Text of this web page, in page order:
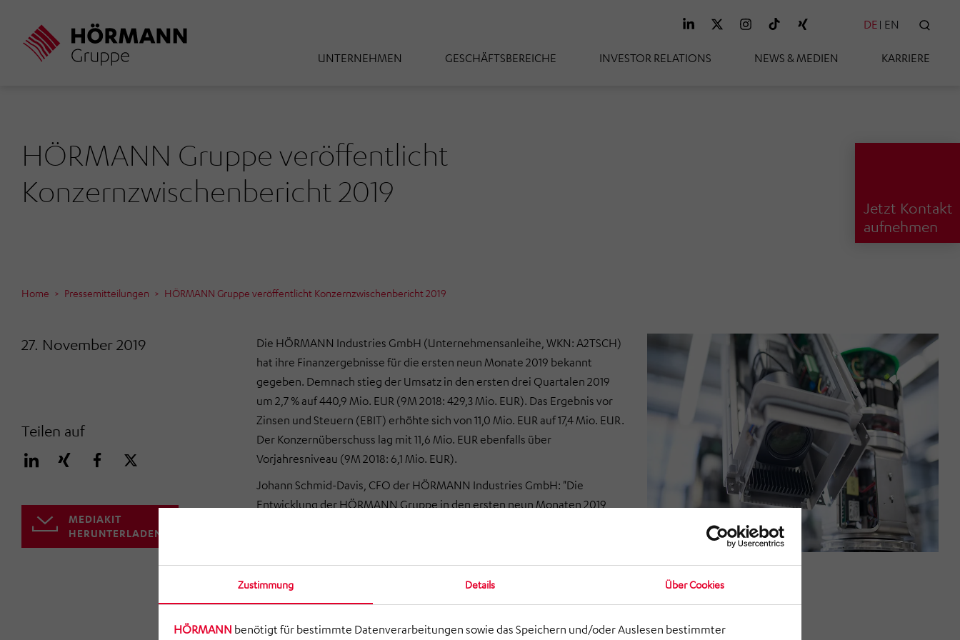
Zustimmung Details Über Cookies
HÖRMANN benötigt für bestimmte Datenverarbeitungen sowie das Speichern und/oder Auslesen bestimmter
Inhalt
UNTERNEHMEN GESCHÄFTSBEREICHE INVESTOR RELATIONS NEWS & MEDIEN KARRIERE
DE EN
Jetzt Kontakt
aufnehmen
HÖRMANN Gruppe veröffentlicht
Konzernzwischenbericht 2019
Home Pressemitteilungen HÖRMANN Gruppe veröffentlicht Konzernzwischenbericht 2019
27. November 2019
Teilen auf
MEDIAKIT
HERUNTERLADEN
Die HÖRMANN Industries GmbH (Unternehmensanleihe, WKN: A2TSCH)
hat ihre Finanzergebnisse für die ersten neun Monate 2019 bekannt
gegeben. Demnach stieg der Umsatz in den ersten drei Quartalen 2019
um 2,7 % auf 440,9 Mio. EUR (9M 2018: 429,3 Mio. EUR). Das Ergebnis vor
Zinsen und Steuern (EBIT) erhöhte sich von 11,0 Mio. EUR auf 17,4 Mio. EUR.
Der Konzernüberschuss lag mit 11,6 Mio. EUR ebenfalls über
Vorjahresniveau (9M 2018: 6,1 Mio. EUR).
Johann Schmid-Davis, CFO der HÖRMANN Industries GmbH: "Die
Entwicklung der HÖRMANN Gruppe in den ersten neun Monaten 2019
sich insbesondere auf unsere Geschäftsbereiche Automotive und
Services auswirkt, nicht entziehen. Unsere diversifizierte
Unternehmensstruktur mit den vier Geschäftsbereichen versetzt uns